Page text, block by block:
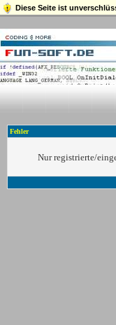
Diese Seite ist
Fehler
Nur registrierte/